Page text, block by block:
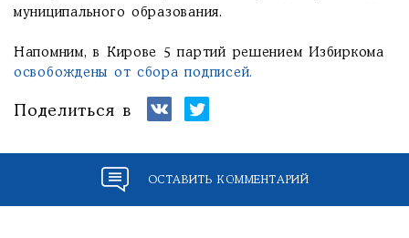
муниципального образования.
Напомним, в Кирове 5 партий решением Избиркома
освобождены от сбора подписей.
Поделиться в
ОСТАВИТЬ КОММЕНТАРИЙ